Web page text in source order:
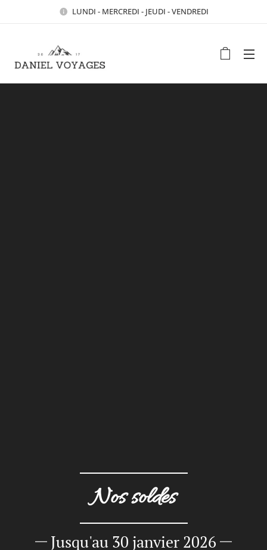
LUNDI - MERCREDI - JEUDI - VENDREDI
Nos soldes
Jusqu'au 30 janvier 2026